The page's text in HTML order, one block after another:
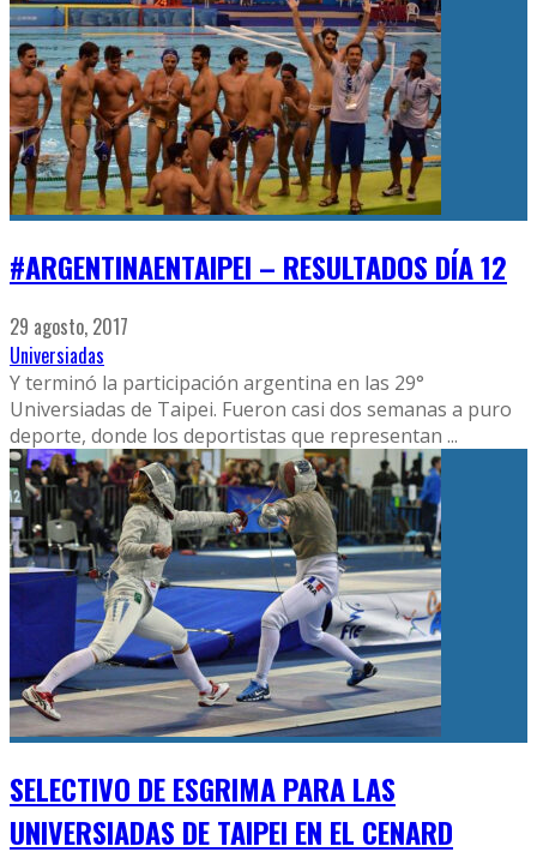
#ARGENTINAENTAIPEI – RESULTADOS DÍA 12
29 agosto, 2017
Universiadas
Y terminó la participación argentina en las 29°
Universiadas de Taipei. Fueron casi dos semanas a puro
deporte, donde los deportistas que representan ...
SELECTIVO DE ESGRIMA PARA LAS
UNIVERSIADAS DE TAIPEI EN EL CENARD